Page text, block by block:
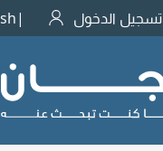
تسجيل الدخول